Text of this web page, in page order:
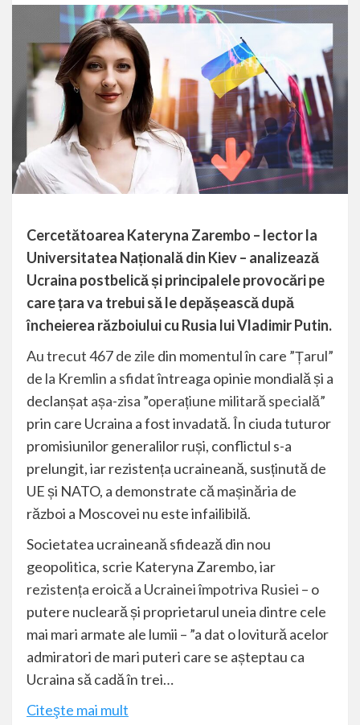
Cercetătoarea Kateryna Zarembo – lector la
Universitatea Națională din Kiev – analizează
Ucraina postbelică și principalele provocări pe
care țara va trebui să le depășească după
încheierea războiului cu Rusia lui Vladimir Putin.
Au trecut 467 de zile din momentul în care ”Țarul”
de la Kremlin a sfidatîntreaga opinie mondială și a
declanșat așa-zisa ”operațiune militară specială”
prin care Ucraina a fost invadată. În ciuda tuturor
promisiunilor generalilor ruși, conflictul s-a
prelungit, iar rezistența ucraineană, susținută de
UE și NATO, a demonstrate că mașinăria de
război a Moscovei nu este infailibilă.
Societatea ucraineană sfidează din nou
geopolitica, scrie Kateryna Zarembo, iar
rezistența eroică a Ucrainei împotriva Rusiei – o
putere nucleară și proprietarul uneia dintre cele
mai mari armate ale lumii – ”a dat o lovitură acelor
admiratori de mari puteri care se așteptau ca
Ucraina să cadă în trei…
Citeşte mai mult